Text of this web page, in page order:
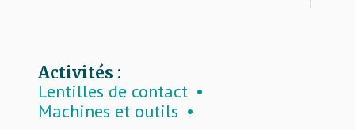
Activités :
Lentilles de contact
Machines et outils